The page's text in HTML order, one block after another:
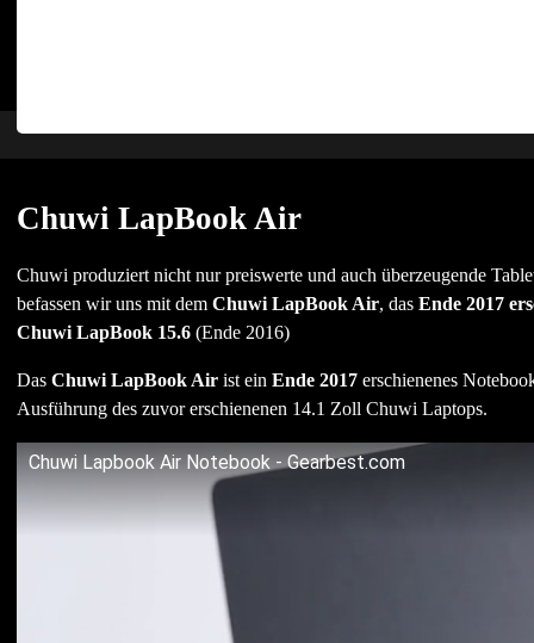
Chuwi LapBook Air
Chuwi produziert nicht nur preiswerte und auch überzeugende
befassen wir uns mit dem Chuwi LapBook Air, das Ende 2017
Chuwi LapBook 15.6(Ende 2016)
Das Chuwi LapBook Airist ein Ende 2017erschienenes
Ausführung des zuvor erschienenen 14.1 Zoll Chuwi Laptops.
Chuwi Lapbook Air Notebook - Gearbest.com